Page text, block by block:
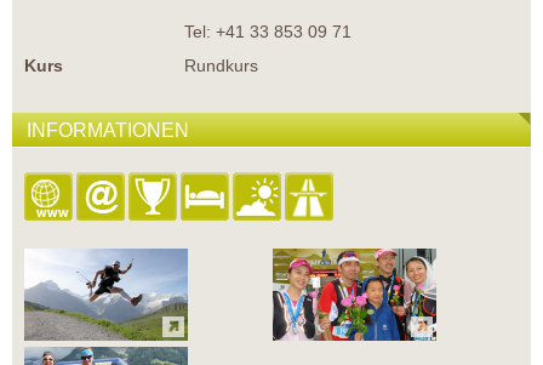
Tel: +41 33 853 09 71
Kurs
Rundkurs
INFORMATIONEN